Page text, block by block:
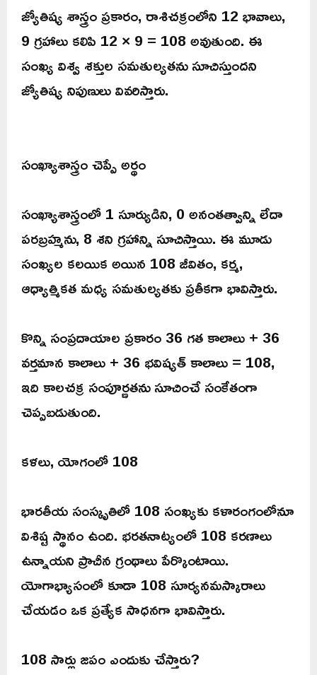
జ్యోతిష్య శాస్త్రం ప్రకారం, రాశిచక్రంలోని 12 భావాలు,
9 గ్రహాలు కలిపి 12 × 9 = 108 అవుతుంది. ఈ
సంఖ్య విశ్వ శక్తుల సమతుల్యతను సూచిస్తుందని
జ్యోతిష్య నిపుణులు వివరిస్తారు.
సంఖ్యాశాస్త్రం చెప్పే అర్థం
సంఖ్యాశాస్త్రంలో 1 సూర్యుడిని, 0 అనంతత్వాన్ని లేదా
పరబ్రహ్మను, 8 శని గ్రహాన్ని సూచిస్తాయి. ఈ మూడు
సంఖ్యల కలయిక అయిన 108 జీవితం, కర్మ,
ఆధ్యాత్మికత మధ్య సమతుల్యతకు ప్రతీకగా భావిస్తారు.
కొన్ని సంప్రదాయాల ప్రకారం 36 గత కాలాలు + 36
వర్తమాన కాలాలు + 36 భవిష్యత్ కాలాలు = 108,
ఇది కాలచక్ర సంపూర్ణతను సూచించే సంకేతంగా
చెప్పబడుతుంది.
కళలు, యోగంలో 108
భారతీయ సంస్కృతిలో 108 సంఖ్యకు కళారంగంలోనూ
విశిష్ట స్థానం ఉంది. భరతనాట్యంలో 108 కరణాలు
ఉన్నాయని ప్రాచీన గ్రంథాలు పేర్కొంటాయి.
యోగాభ్యాసంలో కూడా 108 సూర్యనమస్కారాలు
చేయడం ఒక ప్రత్యేక సాధనగా భావిస్తారు.
108 సార్లు జపం ఎందుకు చేస్తారు?